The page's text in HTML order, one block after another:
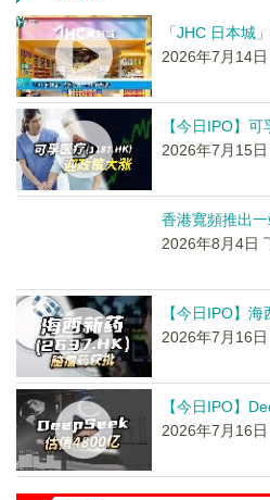
「JHC 日本城
2026年7月14
【今日IPO】
2026年7月15
香港寬頻推出
2026年8月4日
【今日IPO】
2026年7月16
【今日IPO】
2026年7月16